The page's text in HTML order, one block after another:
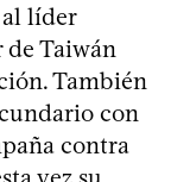
líder
Taiwán
También
con
contra